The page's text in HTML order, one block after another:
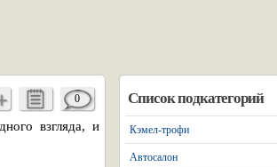
0
взгляда, и
Список подкатегорий
Кэмел-трофи
Автосалон